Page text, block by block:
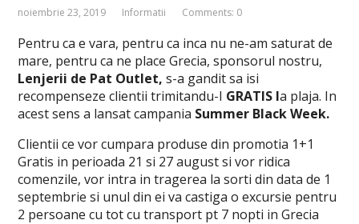
noiembrie 23, 2019 Informatii Comments: 0
Pentru ca e vara, pentru ca inca nu ne-am saturat de
mare, pentru ca ne place Grecia, sponsorul nostru,
Lenjerii de Pat Outlet, s-a gandit sa isi
recompenseze clientii trimitandu-I GRATIS la plaja. In
acest sens a lansat campania Summer Black Week.
Clientii ce vor cumpara produse din promotia 1+1
Gratis in perioada 21 si 27 august si vor ridica
comenzile, vor intra in tragerea la sorti din data de 1
septembrie si unul din ei va castiga o excursie pentru
2 persoane cu tot cu transport pt 7 nopti in Grecia